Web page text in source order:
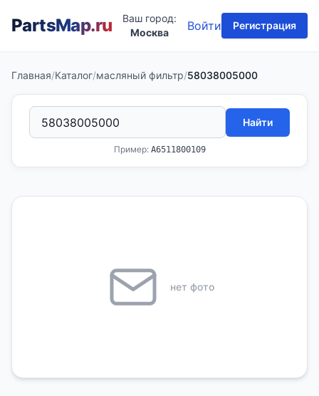
PartsMap.ru
Ваш город:
Москва
Войти Регистрация
Главная/Каталог/масляный фильтр/58038005000
Найти
Пример: A6511800109
нет фото